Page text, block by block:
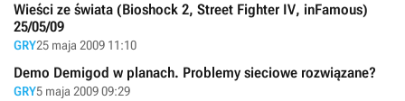
Wieści ze świata (Bioshock 2, Street Fighter IV, inFamous)
25/05/09
GRY25 maja 2009 11:10
Demo Demigod w planach. Problemy sieciowe rozwiązane?
GRY5 maja 2009 09:29